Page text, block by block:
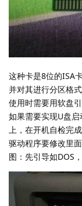
这种卡是8位的ISA
并对其进行分区格
使用时需要用软盘
如果需要实现U盘
上，在开机自检完
驱动程序要修改里
图：先引导如DOS